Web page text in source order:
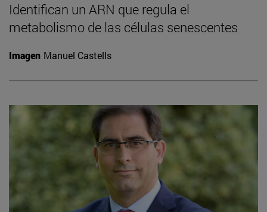
Identifican un ARN que regula el
metabolismo de las células senescentes
Imagen Manuel Castells